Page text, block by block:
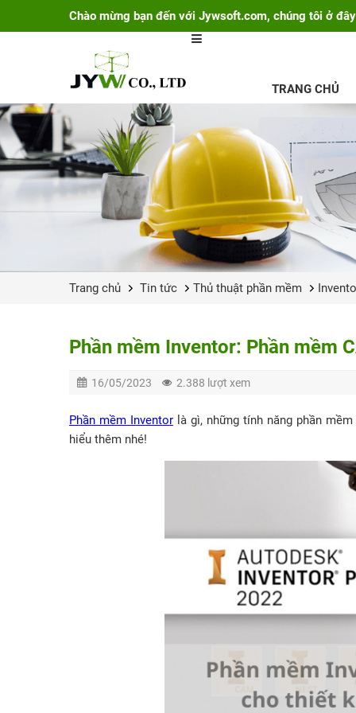
Chào mừng bạn đến với Jywsoft.com, chúng tôi ở
TRANG CHỦ
Trang chủ Tin tức Thủ thuật phần mềm
Phần mềm Inventor: Phần mềm
16/05/2023 2.388 lượt xem
Phần mềm Inventorlà gì, những tính năng phần
hiểu thêm nhé!